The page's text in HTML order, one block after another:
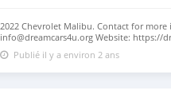
2022 Chevrolet Malibu. Contact for
info@dreamcars4u.org Website: https://
2710.
Publié il y a environ 2 ans